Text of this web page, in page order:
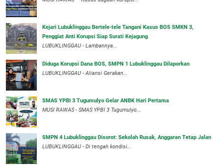
Kejari Lubuklinggau Bertele-tele Tangani Kasus BOS SMKN 3,
Penggiat Anti Korupsi Siap Surati Kejagung
LUBUKLINGGAU - Lambannya...
Diduga Korupsi Dana BOS, SMPN 1 Lubuklinggau Dilaporkan
LUBUKLINGGAU - Aliansi Gerakan...
SMAS YPBI 3 Tugumulyo Gelar ANBK Hari Pertama
MUSI RAWAS - SMAS YPBI 3 Tugumulyo...
SMPN 4 Lubuklinggau Disorot: Sekolah Rusak, Anggaran Tetap Jalan
LUBUKLINGGAU - Di tengah kondisi...